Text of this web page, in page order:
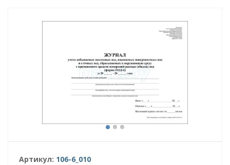
Артикул: 106-6_010